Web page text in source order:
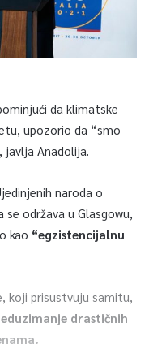
da klimatske
upozorio da “smo
Anadolija.
naroda o
održava u Glasgowu,
kao “egzistencijalnu
koji prisustvuju samitu,
drastičnih